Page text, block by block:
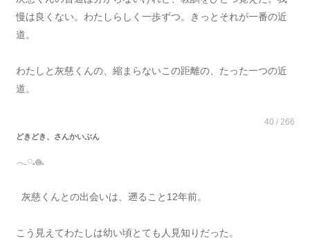
慢は良くない。わたしらしく一歩ずつ。きっとそれが一番の近
道。
わたしと灰慈くんの、縮まらないこの距離の、たった一つの近
道。
40 / 266
どきどき、さんかいぶん
𓂃◌𓈒𓐍𓈒
灰慈くんとの出会いは、遡ること12年前。
こう見えてわたしは幼い頃とても人見知りだった。